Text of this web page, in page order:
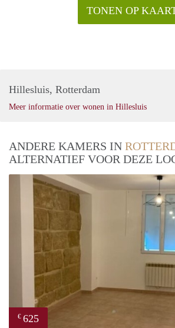
TONEN OP
Hillesluis, Rotterdam
Meer informatie over wonen in Hillesluis
ANDERE KAMERS IN
ALTERNATIEF VOOR DEZE
€ 625